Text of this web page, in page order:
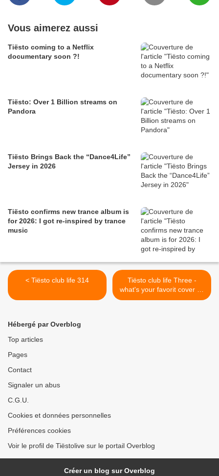
Vous aimerez aussi
Tiësto coming to a Netflix
documentary soon ?!
Tiësto: Over 1 Billion streams on
Pandora
Tiësto Brings Back the “Dance4Life”
Jersey in 2026
Tiësto confirms new trance album is
for 2026: I got re-inspired by trance
music
< Tiësto club life 314
Tiësto club life Three -
what's your favorit cover by
World Fans >
Hébergé par Overblog
Top articles
Pages
Contact
Signaler un abus
C.G.U.
Cookies et données personnelles
Préférences cookies
Voir le profil de Tiëstolive sur le portail Overblog
Créer un blog sur Overblog